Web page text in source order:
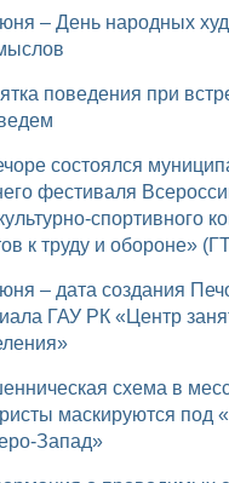
фестиваля
спортивного
к труду и обороне»
ГАУ РК «Центр
маскируются под
Запад»